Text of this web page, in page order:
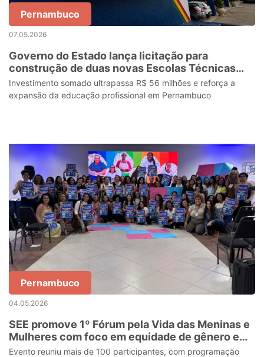
Pernambuco
07.05.2026
Governo do Estado lança licitação para
construção de duas novas Escolas Técnicas
Estaduais em Vitória de Santo Antão e Ipojuca
Investimento somado ultrapassa R$ 56 milhões e reforça a
expansão da educação profissional em Pernambuco
Pernambuco
04.05.2026
SEE promove 1º Fórum pela Vida das Meninas e
Mulheres com foco em equidade de gênero e
promoção de espaços escolares seguros
Evento reuniu mais de 100 participantes, com programação